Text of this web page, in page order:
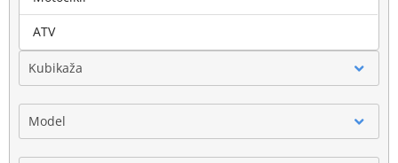
Marka
Kubikaža
Model
ATV